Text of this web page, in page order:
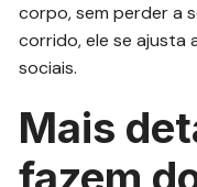
corpo, sem perder a
corrido, ele se ajusta
sociais.
Mais